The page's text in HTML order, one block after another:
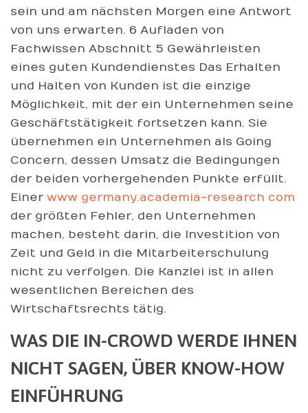
sein und am nächsten Morgen eine Antwort
von uns erwarten. 6 Aufladen von
Fachwissen Abschnitt 5 Gewährleisten
eines guten Kundendienstes Das Erhalten
und Halten von Kunden ist die einzige
Möglichkeit, mit der ein Unternehmen seine
Geschäftstätigkeit fortsetzen kann. Sie
übernehmen ein Unternehmen als Going
Concern, dessen Umsatz die Bedingungen
der beiden vorhergehenden Punkte erfüllt.
Einer www germany.academia-research com
der größten Fehler, den Unternehmen
machen, besteht darin, die Investition von
Zeit und Geld in die Mitarbeiterschulung
nicht zu verfolgen. Die Kanzlei ist in allen
wesentlichen Bereichen des
Wirtschaftsrechts tätig.
WAS DIE IN-CROWD WERDE IHNEN
NICHT SAGEN, ÜBER KNOW-HOW
EINFÜHRUNG